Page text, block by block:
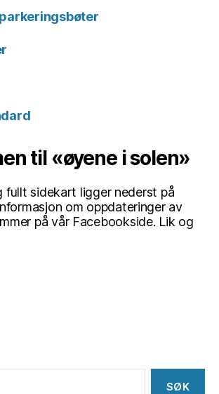
til «øyene i solen»
fullt sidekart ligger nederst på
om oppdateringer av
på vår Facebookside. Lik og